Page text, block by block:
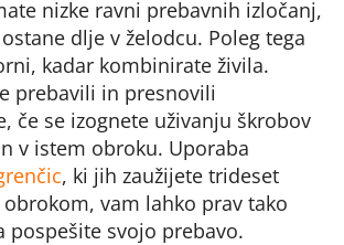
nizke ravni prebavnih izločanj,
dlje v želodcu. Poleg tega
kadar kombinirate živila.
prebavili in presnovili
če se izognete uživanju škrobov
v istem obroku. Uporaba
, ki jih zaužijete trideset
vam lahko prav tako
pospešite svojo prebavo.